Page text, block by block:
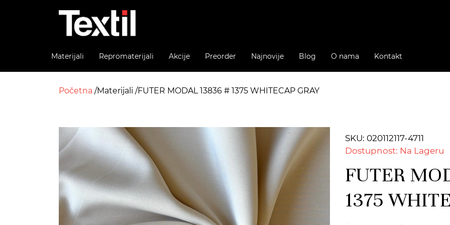
Materijali Repromaterijali Akcije Preorder Najnovije Blog O nama Kontakt
Početna Materijali FUTER MODAL 13836 # 1375 WHITECAP GRAY
SKU: 020112117-4711
Dostupnost: Na Lageru
FUTER
1375